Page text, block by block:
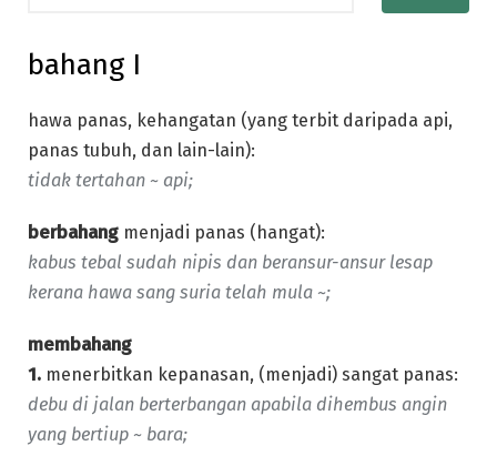
bahang I
hawa panas, kehangatan (yang terbit daripada api,
panas tubuh, dan lain-lain):
tidak tertahan ~ api;
berbahang menjadi panas (hangat):
kabus tebal sudah nipis dan beransur-ansur lesap
kerana hawa sang suria telah mula ~;
membahang
1. menerbitkan kepanasan, (menjadi) sangat panas:
debu di jalan berterbangan apabila dihembus angin
yang bertiup ~ bara;